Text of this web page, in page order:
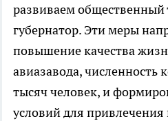
развиваем общественный
губернатор. Эти меры
повышение качества
авиазавода, численность
тысяч человек, и
условий для